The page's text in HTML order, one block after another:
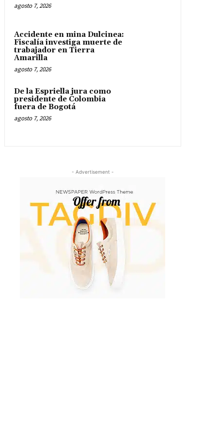
agosto 7, 2026
Accidente en mina Dulcinea:
Fiscalía investiga muerte de
trabajador en Tierra
Amarilla
agosto 7, 2026
De la Espriella jura como
presidente de Colombia
fuera de Bogotá
agosto 7, 2026
- Advertisement -